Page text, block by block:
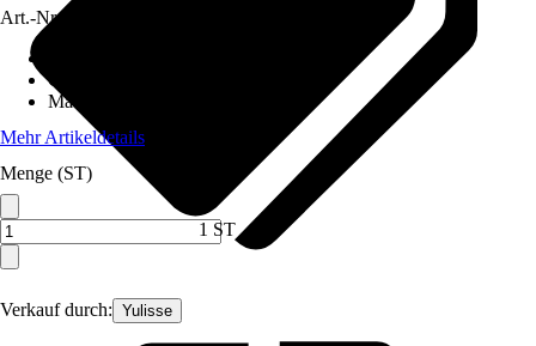
Verkauf durch: Yulisse
Art.-Nr.
Grundfarbe
Material
Mehr Artikeldetails
Menge (ST)
1 ST